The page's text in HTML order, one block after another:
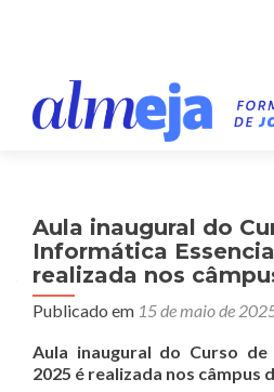
Aula inaugural do
Informática
realizada nos
Publicado em 15 de maio de
Aula inaugural do Curso de
2025 é realizada nos câmpus